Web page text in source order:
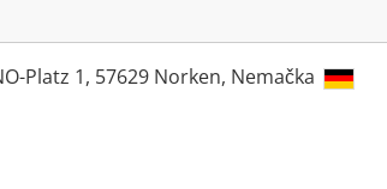
Platz 1, 57629 Norken, Nemačka